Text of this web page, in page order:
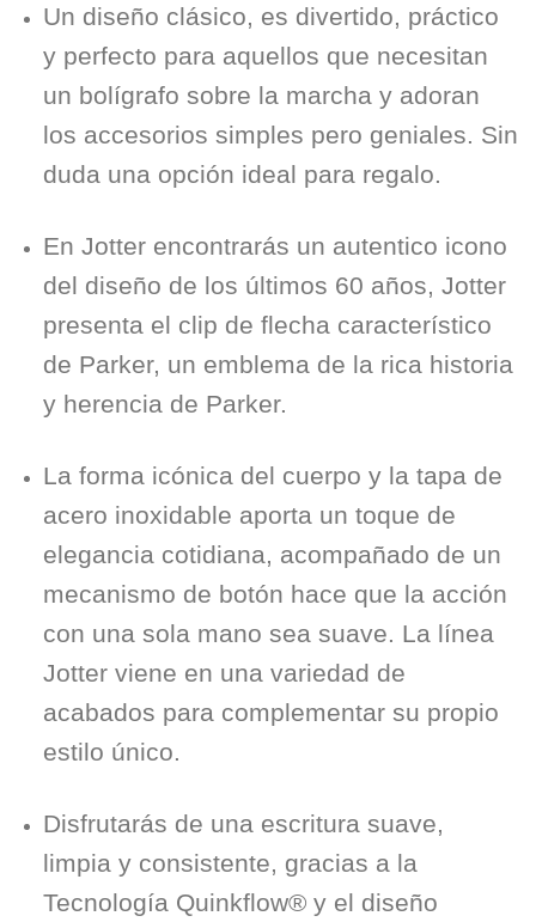
Un diseño clásico, es divertido, práctico
y perfecto para aquellos que necesitan
un bolígrafo sobre la marcha y adoran
los accesorios simples pero geniales. Sin
duda una opción ideal para regalo.
En Jotter encontrarás un autentico icono
del diseño de los últimos 60 años, Jotter
presenta el clip de flecha característico
de Parker, un emblema de la rica historia
y herencia de Parker.
La forma icónica del cuerpo y la tapa de
acero inoxidable aporta un toque de
elegancia cotidiana, acompañado de un
mecanismo de botón hace que la acción
con una sola mano sea suave. La línea
Jotter viene en una variedad de
acabados para complementar su propio
estilo único.
Disfrutarás de una escritura suave,
limpia y consistente, gracias a la
Tecnología Quinkflow® y el diseño